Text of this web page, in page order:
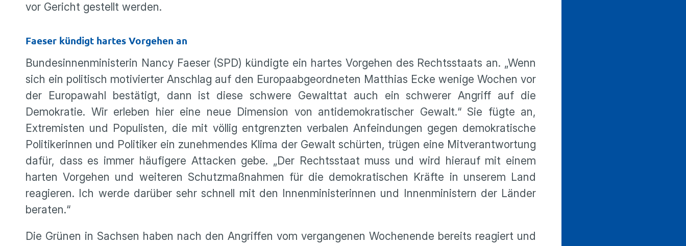
vor Gericht gestellt werden.
Faeser kündigt hartes Vorgehen an
Bundesinnenministerin Nancy Faeser (SPD) kündigte ein hartes Vorgehen des Rechtsstaats an. „Wenn
sich ein politisch motivierter Anschlag auf den Europaabgeordneten Matthias Ecke wenige Wochen vor
der Europawahl bestätigt, dann ist diese schwere Gewalttat auch ein schwerer Angriff auf die
Demokratie. Wir erleben hier eine neue Dimension von antidemokratischer Gewalt.“ Sie fügte an,
Extremisten und Populisten, die mit völlig entgrenzten verbalen Anfeindungen gegen demokratische
Politikerinnen und Politiker ein zunehmendes Klima der Gewalt schürten, trügen eine Mitverantwortung
dafür, dass es immer häufigere Attacken gebe. „Der Rechtsstaat muss und wird hierauf mit einem
harten Vorgehen und weiteren Schutzmaßnahmen für die demokratischen Kräfte in unserem Land
reagieren. Ich werde darüber sehr schnell mit den Innenministerinnen und Innenministern der Länder
beraten.“
Die Grünen in Sachsen haben nach den Angriffen vom vergangenen Wochenende bereits reagiert und